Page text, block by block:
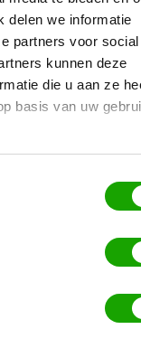
delen we informatie
partners voor social
kunnen deze
die u aan ze
basis van uw
versterkt.
een
en user cases